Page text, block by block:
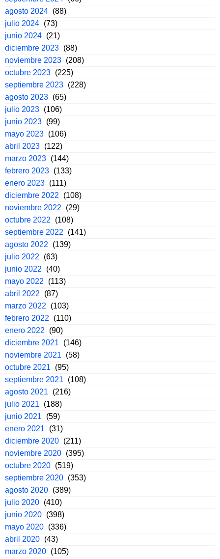
agosto 2024 (88)
julio 2024 (73)
junio 2024 (21)
diciembre 2023 (88)
noviembre 2023 (208)
octubre 2023 (225)
septiembre 2023 (228)
agosto 2023 (65)
julio 2023 (106)
junio 2023 (99)
mayo 2023 (106)
abril 2023 (122)
marzo 2023 (144)
febrero 2023 (133)
enero 2023 (111)
diciembre 2022
(108)
noviembre 2022
(29)
octubre 2022
(108)
septiembre 2022
(141)
agosto 2022
(139)
julio 2022
(63)
junio 2022
(40)
mayo 2022
(113)
abril 2022
(87)
marzo 2022
(103)
febrero 2022
(110)
enero 2022
(90)
diciembre 2021
(146)
noviembre 2021
(58)
octubre 2021
(95)
septiembre 2021
(108)
agosto 2021
(216)
julio 2021
(188)
junio 2021
(59)
enero 2021
(31)
diciembre 2020 (211)
noviembre 2020 (395)
octubre 2020 (519)
septiembre 2020 (353)
agosto 2020 (389)
julio 2020 (410)
junio 2020 (398)
mayo 2020 (336)
abril 2020 (43)
marzo 2020 (105)